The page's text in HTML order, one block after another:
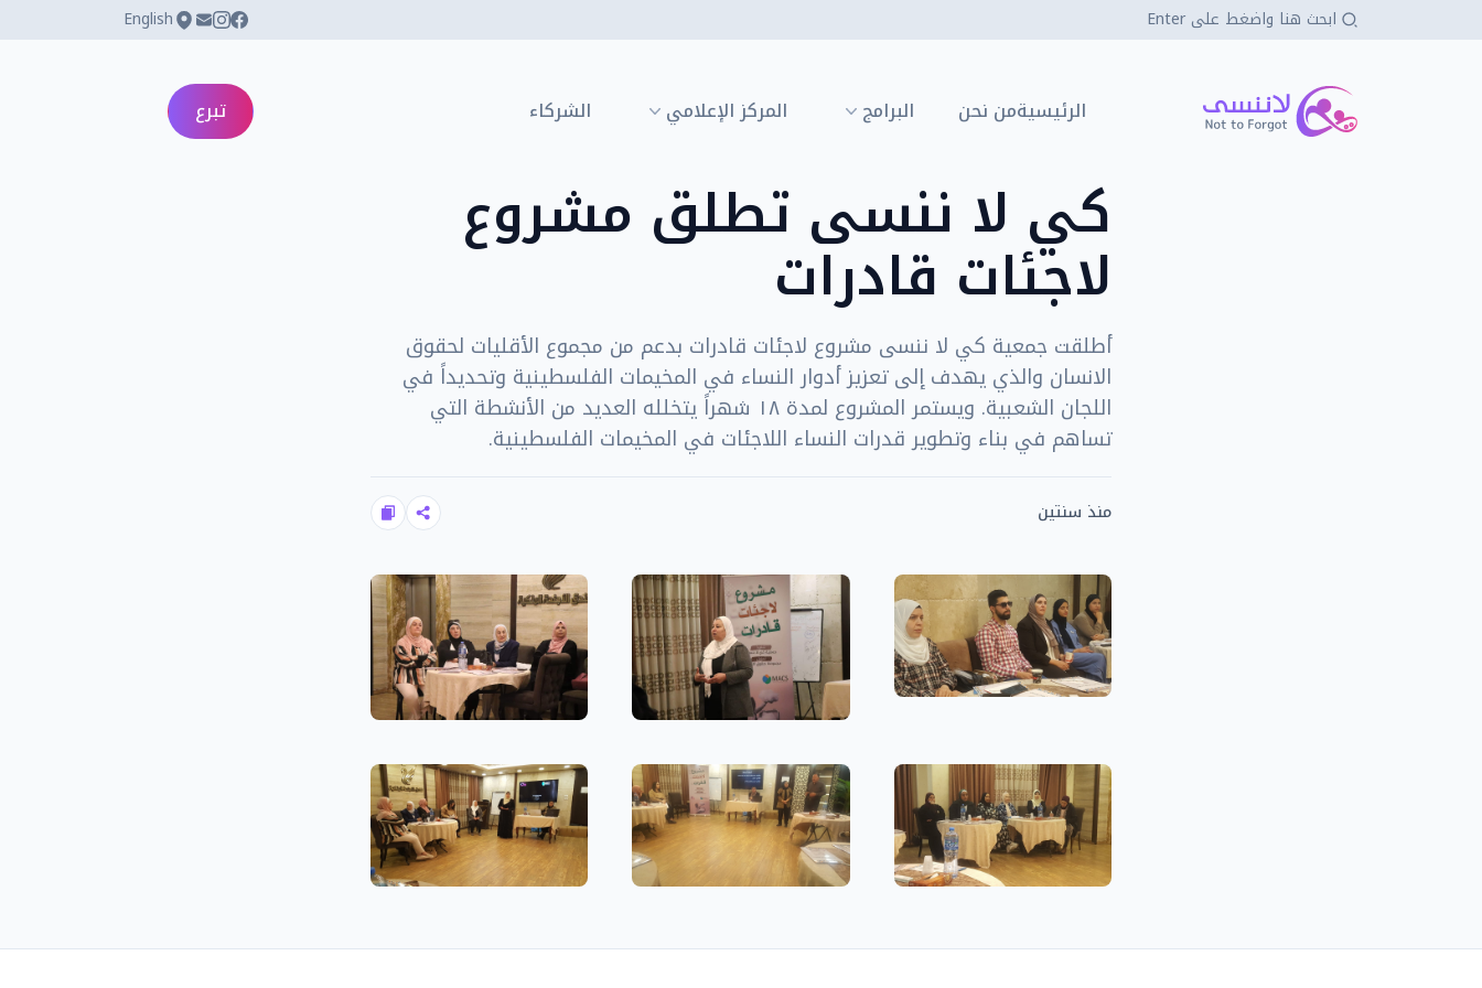
English
كي لا ننسى الرئيسيةمن نحن البرامج المركز الإعلامي الشركاء تبرع
كي لا ننسى تطلق مشروع
لاجئات قادرات
أطلقت جمعية كي لا ننسى مشروع لاجئات قادرات بدعم من مجموع الأقليات لحقوق
الانسان والذي يهدف إلى تعزيز أدوار النساء في المخيمات الفلسطينية وتحديداً في
اللجان الشعبية. ويستمر المشروع لمدة ١٨ شهراً يتخلله العديد من الأنشطة التي
تساهم في بناء وتطوير قدرات النساء اللاجئات في المخيمات الفلسطينية.
منذ سنتين